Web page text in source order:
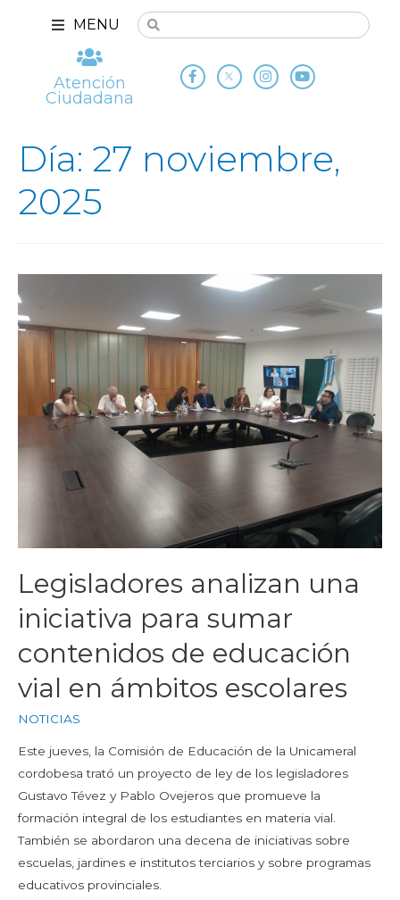
MENU
Atención
Ciudadana
Día: 27 noviembre,
2025
Legisladores analizan una
iniciativa para sumar
contenidos de educación
vial en ámbitos escolares
NOTICIAS
Este jueves, la Comisión de Educación de la Unicameral
cordobesa trató un proyecto de ley de los legisladores
Gustavo Tévez y Pablo Ovejeros que promueve la
formación integral de los estudiantes en materia vial.
También se abordaron una decena de iniciativas sobre
escuelas, jardines e institutos terciarios y sobre programas
educativos provinciales.